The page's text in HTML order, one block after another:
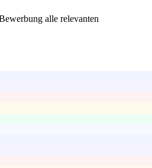
alle relevanten